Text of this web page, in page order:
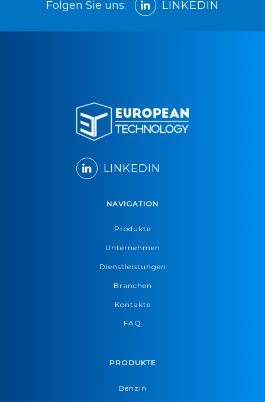
Folgen Sie uns: LINKEDIN
LINKEDIN
NAVIGATION
Produkte
Unternehmen
Dienstleistungen
Branchen
Kontakte
FAQ
PRODUKTE
Benzin